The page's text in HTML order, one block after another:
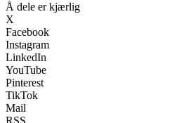
Å dele er kjærlig
X
Facebook
Instagram
LinkedIn
YouTube
Pinterest
TikTok
Mail